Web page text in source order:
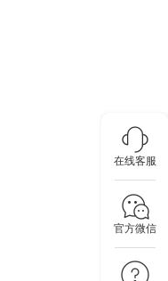
在线客服
官方微信